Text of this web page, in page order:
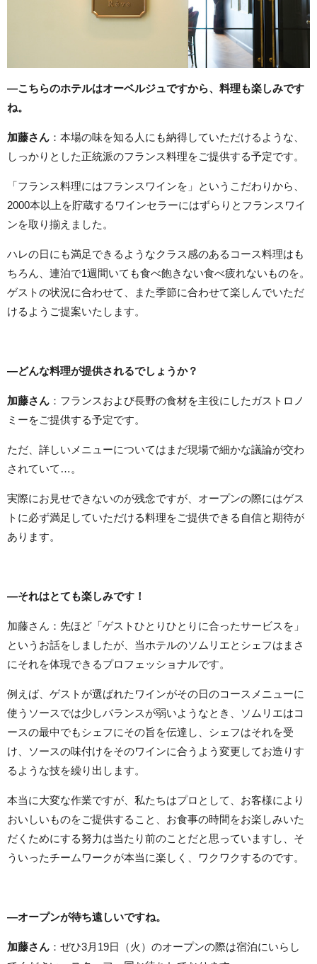
―こちらのホテルはオーベルジュですから、料理も楽しみです
ね。
加藤さん ：本場の味を知る人にも納得していただけるような、
しっかりとした正統派のフランス料理をご提供する予定です。
「フランス料理にはフランスワインを」というこだわりから、
2000本以上を貯蔵するワインセラーにはずらりとフランスワイ
ンを取り揃えました。
ハレの日にも満足できるようなクラス感のあるコース料理はも
ちろん、連泊で1週間いても食べ飽きない食べ疲れないものを。
ゲストの状況に合わせて、また季節に合わせて楽しんでいただ
けるようご提案いたします。
―どんな料理が提供されるでしょうか？
加藤さん ：フランスおよび長野の食材を主役にしたガストロノ
ミーをご提供する予定です。
ただ、詳しいメニューについてはまだ現場で細かな議論が交わ
されていて…。
実際にお見せできないのが残念ですが、オープンの際にはゲス
トに必ず満足していただける料理をご提供できる自信と期待が
あります。
―それはとても楽しみです！
加藤さん：先ほど「ゲストひとりひとりに合ったサービスを」
というお話をしましたが、当ホテルのソムリエとシェフはまさ
にそれを体現できるプロフェッショナルです。
例えば、ゲストが選ばれたワインがその日のコースメニューに
使うソースでは少しバランスが弱いようなとき、ソムリエはコ
ースの最中でもシェフにその旨を伝達し、シェフはそれを受
け、ソースの味付けをそのワインに合うよう変更してお造りす
るような技を繰り出します。
本当に大変な作業ですが、私たちはプロとして、お客様により
おいしいものをご提供すること、お食事の時間をお楽しみいた
だくためにする努力は当たり前のことだと思っていますし、そ
ういったチームワークが本当に楽しく、ワクワクするのです。
―オープンが待ち遠しいですね。
加藤さん ：ぜひ3月19日（火）のオープンの際は宿泊にいらし